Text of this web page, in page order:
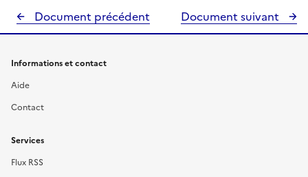
Document précédent Document suivant
Informations et contact
Aide
Contact
Services
Flux RSS